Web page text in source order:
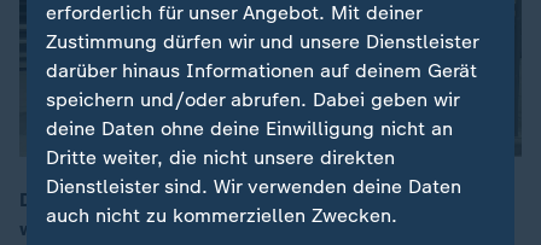
Das Hauptgebäude der Technischen Universität Berlin
wurde wegen Wasserschäden und anderen
erforderlich für unser Angebot. Mit deiner
Zustimmung dürfen wir und unsere Dienstleister
darüber hinaus Informationen auf deinem Gerät
speichern und/oder abrufen. Dabei geben wir
deine Daten ohne deine Einwilligung nicht an
Dritte weiter, die nicht unsere direkten
Dienstleister sind. Wir verwenden deine Daten
auch nicht zu kommerziellen Zwecken.